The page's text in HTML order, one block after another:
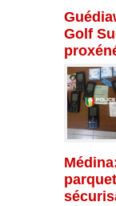
Golf